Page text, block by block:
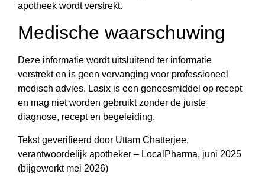
apotheek wordt verstrekt.
Medische waarschuwing
Deze informatie wordt uitsluitend ter informatie
verstrekt en is geen vervanging voor professioneel
medisch advies. Lasix is een geneesmiddel op recept
en mag niet worden gebruikt zonder de juiste
diagnose, recept en begeleiding.
Tekst geverifieerd door Uttam Chatterjee,
verantwoordelijk apotheker – LocalPharma, juni 2025
(bijgewerkt mei 2026)